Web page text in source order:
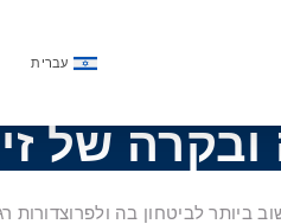
עברית
של
לביטחון בה ולפרוצדורות